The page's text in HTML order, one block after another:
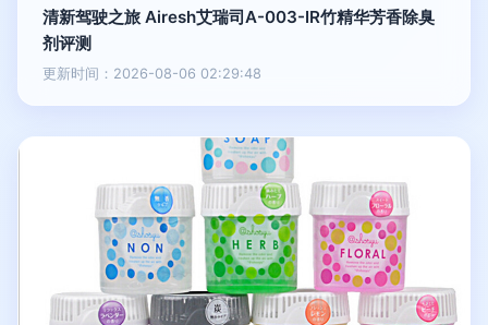
清新驾驶之旅 Airesh艾瑞司A-003-IR竹精华芳香除臭
剂评测
更新时间：2026-08-06 02:29:48